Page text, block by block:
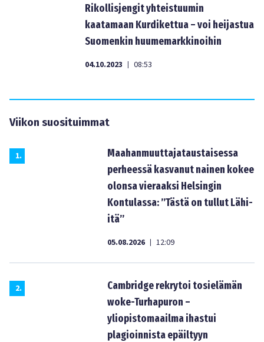
Rikollisjengit yhteistuumin
kaatamaan Kurdikettua – voi heijastua
Suomenkin huumemarkkinoihin
04.10.2023 | 08:53
Viikon suosituimmat
1.
Maahanmuuttajataustaisessa
perheessä kasvanut nainen kokee
olonsa vieraaksi Helsingin
Kontulassa: ”Tästä on tullut Lähi-
itä”
05.08.2026 | 12:09
2.
Cambridge rekrytoi tosielämän
woke-Turhapuron –
yliopistomaailma ihastui
plagioinnista epäiltyyn